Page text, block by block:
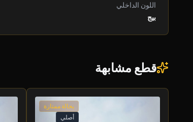
اللون الداخلي
بيج
قطع مشابهة
بحالة ممتازة
أصلي